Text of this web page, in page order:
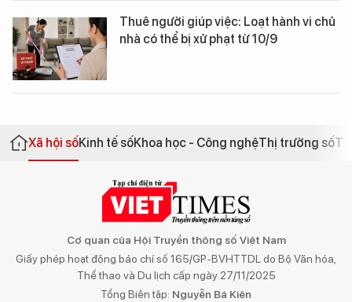
Thuê người giúp việc: Loạt hành vi chủ
nhà có thể bị xử phạt từ 10/9
Xã hội sốKinh tế sốKhoa học - Công nghệThị trường số
Cơ quan của Hội Truyền thông số Việt Nam
Giấy phép hoạt động báo chí số 165/GP-BVHTTDL do Bộ Văn hóa,
Thể thao và Du lịch cấp ngày 27/11/2025
Tổng Biên tập: Nguyễn Bá Kiên